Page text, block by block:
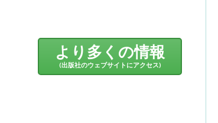
より多くの情報
(出版社のウェブサイトにアクセス)